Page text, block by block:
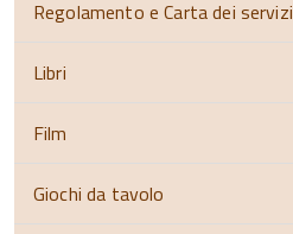
Regolamento e Carta dei servizi
Libri
Film
Giochi da tavolo